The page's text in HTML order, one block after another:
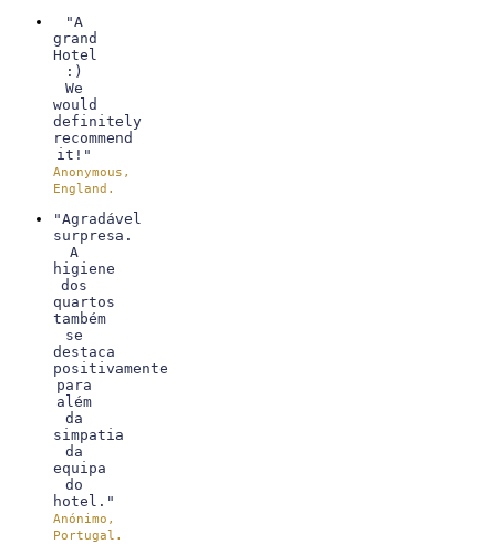
"A
grand
Hotel
:)
We
would
definitely
recommend
it!"
Anonymous,
England.
"Agradável
surpresa.
A
higiene
dos
quartos
também
se
destaca
positivamente
para
além
da
simpatia
da
equipa
do
hotel."
Anónimo,
Portugal.